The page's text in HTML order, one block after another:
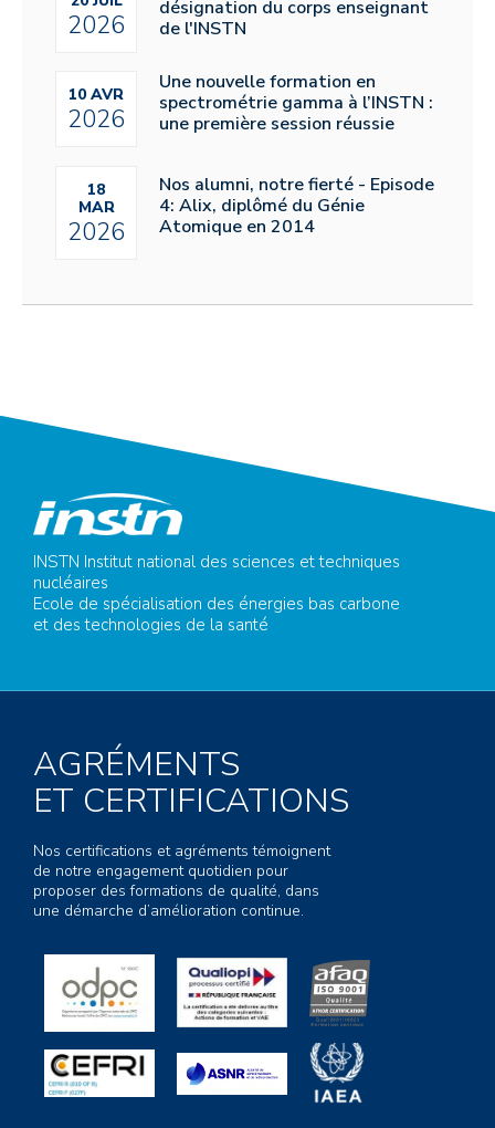
2026
désignation du corps enseignant
de l'INSTN
10 AVR
2026
Une nouvelle formation en
spectrométrie gamma à l’INSTN :
une première session réussie
18
MAR
2026
Nos alumni, notre fierté - Episode
4: Alix, diplômé du Génie
Atomique en 2014
INSTN Institut national des sciences et techniques
nucléaires
Ecole de spécialisation des énergies bas carbone
et des technologies de la santé
AGRÉMENTS
ET CERTIFICATIONS
Nos certifications et agréments témoignent
de notre engagement quotidien pour
proposer des formations de qualité, dans
une démarche d’amélioration continue.